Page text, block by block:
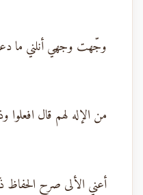
وجّهت وجهي أنلني ما
من الإله لهم قال افعلوا
أعني الألى صرح الحفاظ